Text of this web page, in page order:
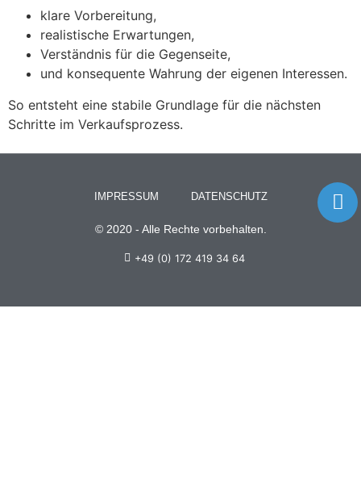
klare Vorbereitung,
realistische Erwartungen,
Verständnis für die Gegenseite,
und konsequente Wahrung der eigenen Interessen.
So entsteht eine stabile Grundlage für die nächsten
Schritte im Verkaufsprozess.
IMPRESSUM DATENSCHUTZ
© 2020 - Alle Rechte vorbehalten.
+49 (0) 172 419 34 64